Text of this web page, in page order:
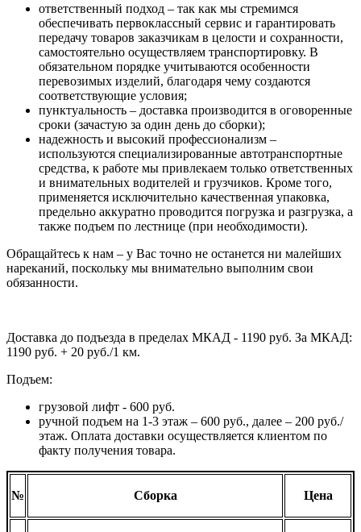
ответственный подход – так как мы стремимся
обеспечивать первоклассный сервис и гарантировать
передачу товаров заказчикам в целости и сохранности,
самостоятельно осуществляем транспортировку. В
обязательном порядке учитываются особенности
перевозимых изделий, благодаря чему создаются
соответствующие условия;
пунктуальность – доставка производится в оговоренные
сроки (зачастую за один день до сборки);
надежность и высокий профессионализм –
используются специализированные автотранспортные
средства, к работе мы привлекаем только ответственных
и внимательных водителей и грузчиков. Кроме того,
применяется исключительно качественная упаковка,
предельно аккуратно проводится погрузка и разгрузка, а
также подъем по лестнице (при необходимости).
Обращайтесь к нам – у Вас точно не останется ни малейших
нареканий, поскольку мы внимательно выполним свои
обязанности.
Доставка до подъезда в пределах МКАД - 1190 руб. За МКАД:
1190 руб. + 20 руб./1 км.
Подъем:
грузовой лифт - 600 руб.
ручной подъем на 1-3 этаж – 600 руб., далее – 200 руб./
этаж. Оплата доставки осуществляется клиентом по
факту получения товара.
№ Сборка Цена